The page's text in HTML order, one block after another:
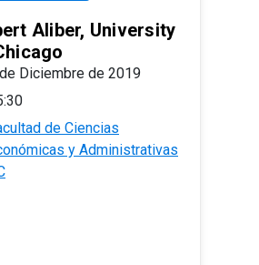
Aliber, University
Diciembre de 2019
de Ciencias
y Administrativas